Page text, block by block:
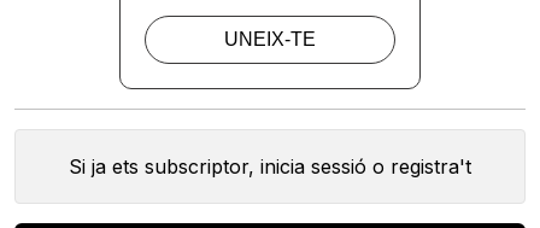
Si ja ets subscriptor, inicia sessió o registra't